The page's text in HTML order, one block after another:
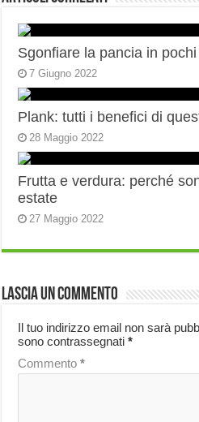
Sgonfiare la pancia in
7 Giugno 2022
Plank: tutti i benefici di
28 Maggio 2022
Frutta e verdura: perché
estate
27 Maggio 2022
Lascia un commento
Il tuo indirizzo email non sarà
sono contrassegnati*
Commento*